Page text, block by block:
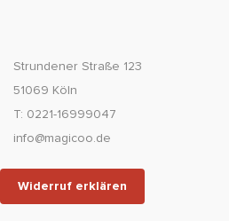
Strundener Straße 123
51069 Köln
T: 0221-16999047
info@magicoo.de
Widerruf erklären